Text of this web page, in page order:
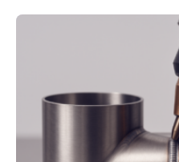
Teile als eine Einheit
der Benutzer vorgeben
über die Positionierung der
besser in spezifische
einzubinden. Sankt
vom 23. bis 25. September